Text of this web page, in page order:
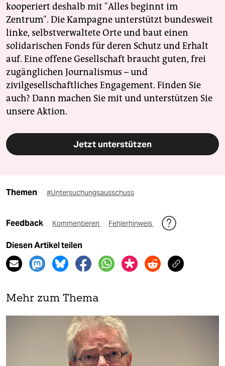
kooperiert deshalb mit "Alles beginnt im
Zentrum". Die Kampagne unterstützt bundesweit
linke, selbstverwaltete Orte und baut einen
solidarischen Fonds für deren Schutz und Erhalt
auf. Eine offene Gesellschaft braucht guten, frei
zugänglichen Journalismus – und
zivilgesellschaftliches Engagement. Finden Sie
auch? Dann machen Sie mit und unterstützen Sie
unsere Aktion.
Jetzt unterstützen
Themen #Untersuchungsausschuss
Feedback Kommentieren Fehlerhinweis
Diesen Artikel teilen
Mehr zum Thema